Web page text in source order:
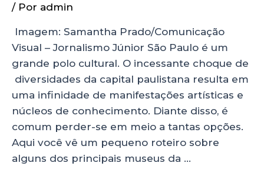
/ Por admin
Imagem: Samantha Prado/Comunicação
Visual – Jornalismo Júnior São Paulo é um
grande polo cultural. O incessante choque de
diversidades da capital paulistana resulta em
uma infinidade de manifestações artísticas e
núcleos de conhecimento. Diante disso, é
comum perder-se em meio a tantas opções.
Aqui você vê um pequeno roteiro sobre
alguns dos principais museus da …